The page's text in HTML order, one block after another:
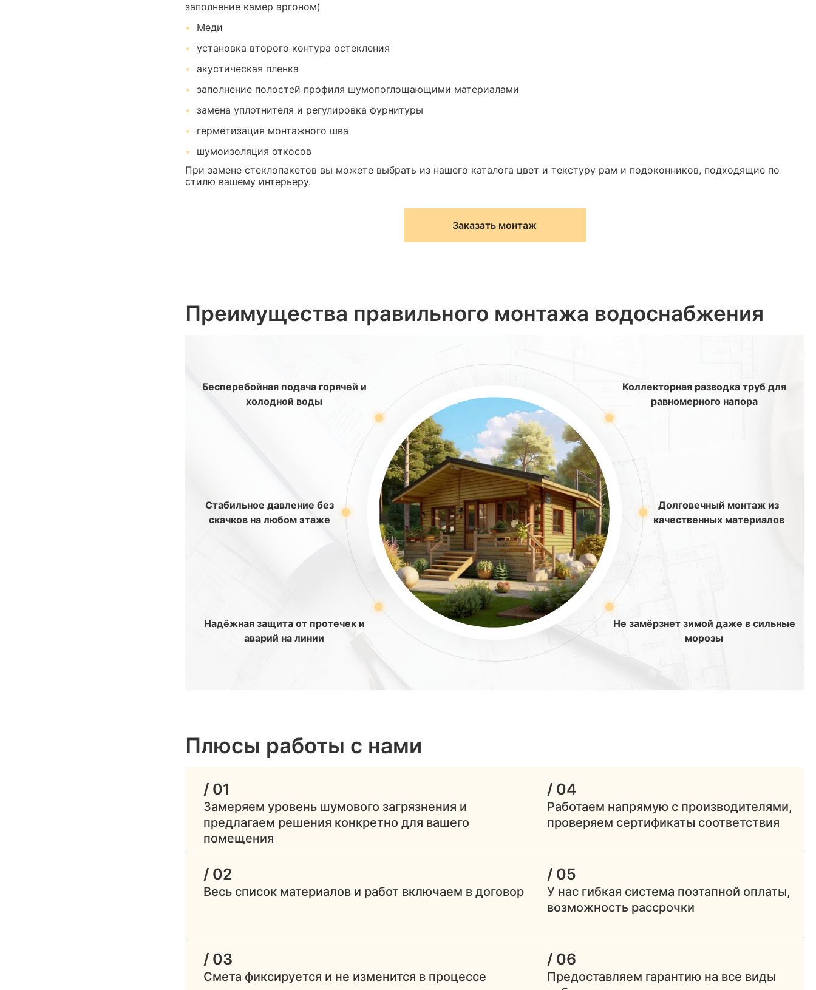
заполнение камер аргоном)
Меди
установка второго контура остекления
акустическая пленка
заполнение полостей профиля шумопоглощающими материалами
замена уплотнителя и регулировка фурнитуры
герметизация монтажного шва
шумоизоляция откосов
При замене стеклопакетов вы можете выбрать из нашего каталога цвет и текстуру рам и подоконников, подходящие по
стилю вашему интерьеру.
Заказать монтаж
Преимущества правильного монтажа водоснабжения
Бесперебойная подача горячей и
холодной воды
Стабильное давление без
скачков на любом этаже
Надёжная защита от протечек и
аварий на линии
Коллекторная разводка труб для
равномерного напора
Долговечный монтаж из
качественных материалов
Не замёрзнет зимой даже в сильные
морозы
Плюсы работы с нами
/ 01
Замеряем уровень шумового загрязнения и
предлагаем решения конкретно для вашего
помещения
/ 02
Весь список материалов и работ включаем в договор
/ 03
Смета фиксируется и не изменится в процессе
/ 04
Работаем напрямую с производителями,
проверяем сертификаты соответствия
/ 05
У нас гибкая система поэтапной оплаты,
возможность рассрочки
/ 06
Предоставляем гарантию на все виды